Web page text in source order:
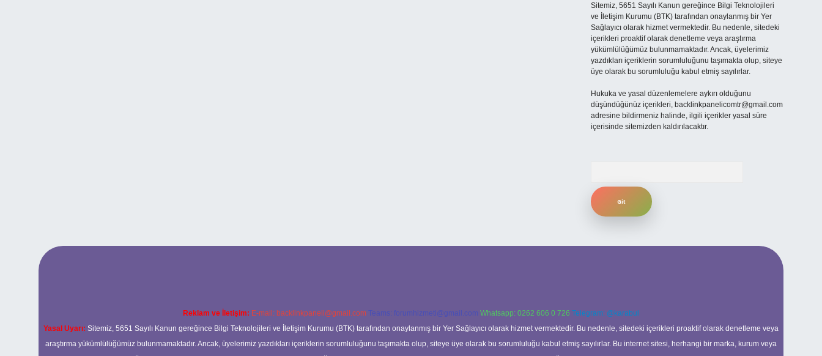
Sitemiz, 5651 Sayılı Kanun gereğince Bilgi Teknolojileri
ve İletişim Kurumu (BTK) tarafından onaylanmış bir Yer
Sağlayıcı olarak hizmet vermektedir. Bu nedenle, sitedeki
içerikleri proaktif olarak denetleme veya araştırma
yükümlülüğümüz bulunmamaktadır. Ancak, üyelerimiz
yazdıkları içeriklerin sorumluluğunu taşımakta olup, siteye
üye olarak bu sorumluluğu kabul etmiş sayılırlar.
Hukuka ve yasal düzenlemelere aykırı olduğunu
düşündüğünüz içerikleri, backlinkpanelicomtr@gmail.com
adresine bildirmeniz halinde, ilgili içerikler yasal süre
içerisinde sitemizden kaldırılacaktır.
Reklam ve İletişim: E-mail: backlinkpaneli@gmail.com Teams: forumhizmeti@gmail.com Whatsapp: 0262 606 0 726 Telegram: @karabul
Yasal Uyarı: Sitemiz, 5651 Sayılı Kanun gereğince Bilgi Teknolojileri ve İletişim Kurumu (BTK) tarafından onaylanmış bir Yer Sağlayıcı olarak hizmet vermektedir. Bu nedenle, sitedeki içerikleri proaktif olarak denetleme veya
araştırma yükümlülüğümüz bulunmamaktadır. Ancak, üyelerimiz yazdıkları içeriklerin sorumluluğunu taşımakta olup, siteye üye olarak bu sorumluluğu kabul etmiş sayılırlar. Bu internet sitesi, herhangi bir marka, kurum veya